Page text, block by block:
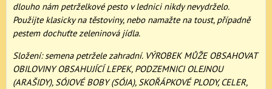
dlouho nám petrželkové pesto v lednici nikdy nevydrželo.
Použijte klasicky na těstoviny, nebo namažte na toust, případně
pestem dochuťte zeleninová jídla.
Složení: semena petržele zahradní. VÝROBEK MŮŽE OBSAHOVAT
OBILOVINY OBSAHUJÍCÍ LEPEK, PODZEMNICI OLEJNOU
(ARAŠIDY), SÓJOVÉ BOBY (SÓJA), SKOŘÁPKOVÉ PLODY, CELER,